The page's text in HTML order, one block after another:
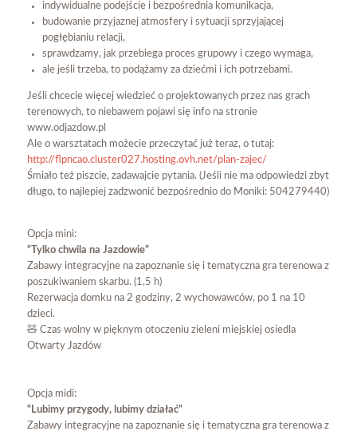
indywidualne podejście i bezpośrednia komunikacja,
budowanie przyjaznej atmosfery i sytuacji sprzyjającej
pogłębianiu relacji,
sprawdzamy, jak przebiega proces grupowy i czego wymaga,
ale jeśli trzeba, to podążamy za dziećmi i ich potrzebami.
Jeśli chcecie więcej wiedzieć o projektowanych przez nas grach
terenowych, to niebawem pojawi się info na stronie
www.odjazdow.pl
Ale o warsztatach możecie przeczytać już teraz, o tutaj:
http://flpncao.cluster027.hosting.ovh.net/plan-zajec/
Śmiało też piszcie, zadawajcie pytania. (Jeśli nie ma odpowiedzi zbyt
długo, to najlepiej zadzwonić bezpośrednio do Moniki: 504279440)
Opcja mini:
“Tylko chwila na Jazdowie”
Zabawy integracyjne na zapoznanie się i tematyczna gra terenowa z
poszukiwaniem skarbu. (1,5 h)
Rezerwacja domku na 2 godziny, 2 wychowawców, po 1 na 10
dzieci.
🧸 Czas wolny w pięknym otoczeniu zieleni miejskiej osiedla
Otwarty Jazdów
Opcja midi:
“Lubimy przygody, lubimy działać”
Zabawy integracyjne na zapoznanie się i tematyczna gra terenowa z